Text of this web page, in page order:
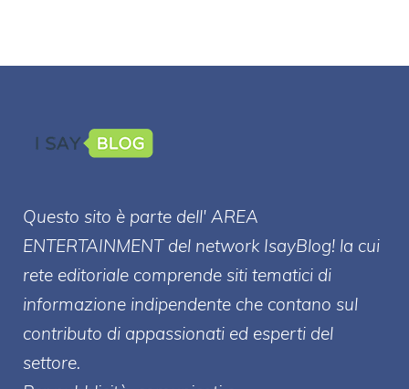
Questo sito è parte dell' AREA
ENTERTAINMENT del network IsayBlog! la cui
rete editoriale comprende siti tematici di
informazione indipendente che contano sul
contributo di appassionati ed esperti del
settore.